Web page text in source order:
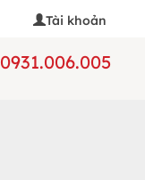
Tài khoản
0931.006.005